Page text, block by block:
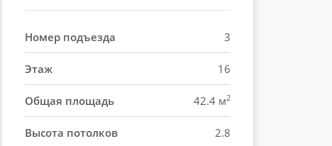
Номер подъезда 3
Этаж 16
Общая площадь 42.4 м2
Высота потолков 2.8